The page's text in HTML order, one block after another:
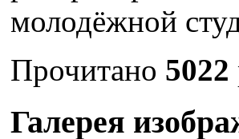
молодёжной
Прочитано 5022
Галерея